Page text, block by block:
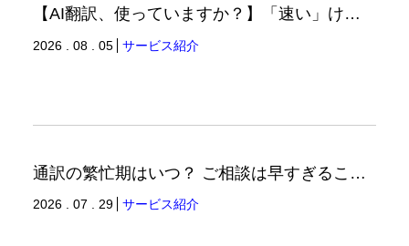
【AI翻訳、使っていますか？】「速い」けど「正しい」は別の話（翻訳ブログ）
2026 . 08 . 05 サービス紹介
通訳の繁忙期はいつ？ ご相談は早すぎることはありません。（通訳ブログ）
2026 . 07 . 29 サービス紹介